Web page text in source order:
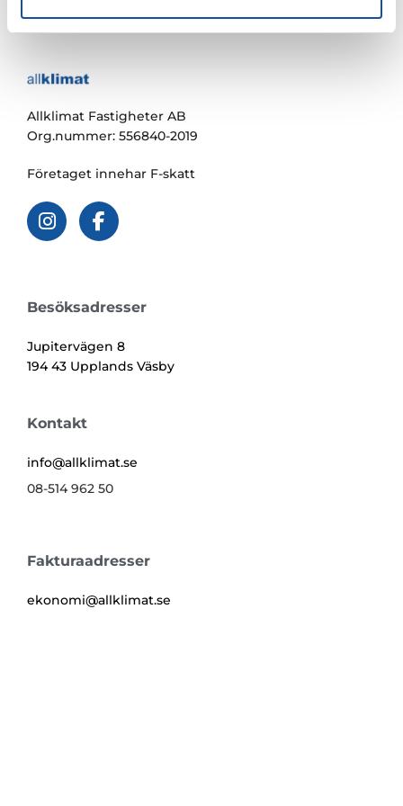
Allklimat Fastigheter AB
Org.nummer: 556840-2019
Företaget innehar F-skatt
Besöksadresser
Jupitervägen 8
194 43 Upplands Väsby
Kontakt
info@allklimat.se
08-514 962 50
Fakturaadresser
ekonomi@allklimat.se